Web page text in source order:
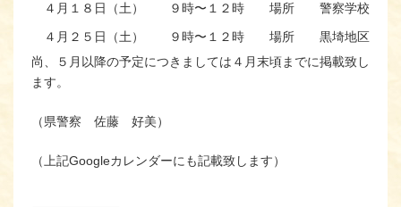
４月１８日（土） ９時〜１２時 場所
警察学校体育
４月２５日（土）
９時〜１２時 場所
黒埼地区総合
尚、５月以降の予定につきましては４月末頃までに掲載致し
ます。
（県警察 佐藤 好美）
（上記Googleカレンダーにも記載致します）